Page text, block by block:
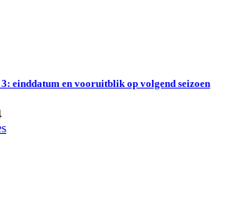
einddatum en vooruitblik op volgend seizoen